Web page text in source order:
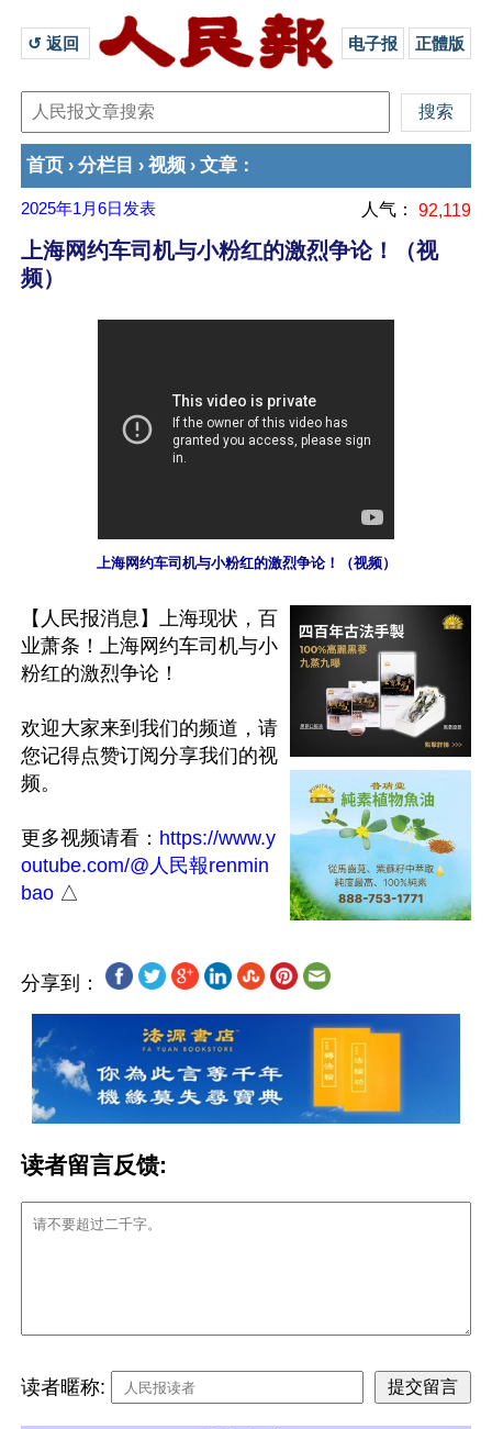
↺ 返回 电子报 正體版
首页 › 分栏目 › 视频 › 文章 ：
2025年1月6日 发表 人气： 92,119
上海网约车司机与小粉红的激烈争论！（视
频）
上海网约车司机与小粉红的激烈争论！（视频）
【人民报消息】上海现状，百
业萧条！上海网约车司机与小
粉红的激烈争论！
欢迎大家来到我们的频道，请
您记得点赞订阅分享我们的视
频。
更多视频请看： https://www.y
outube.com/@人民報renmin
bao
分享到：
读者留言反馈:
读者暱称: